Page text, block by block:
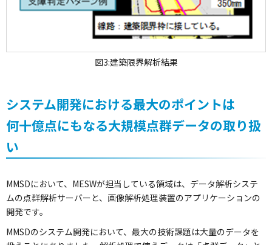
図3:建築限界解析結果
システム開発における最大のポイントは
何十億点にもなる大規模点群データの取り扱
い
MMSDにおいて、MESWが担当している領域は、データ解析システ
ムの点群解析サーバーと、画像解析処理装置のアプリケーションの
開発です。
MMSDのシステム開発において、最大の技術課題は大量のデータを